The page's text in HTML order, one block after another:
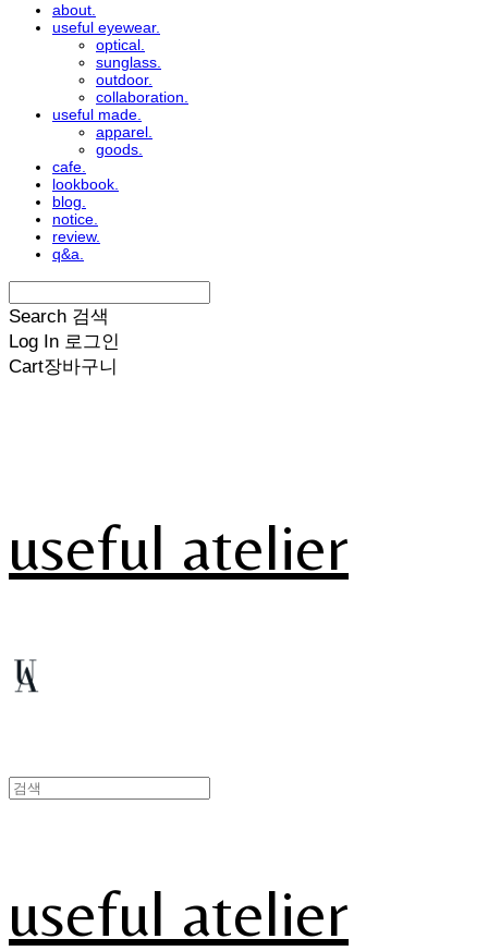
about.
useful eyewear.
optical.
sunglass.
outdoor.
collaboration.
useful made.
apparel.
goods.
cafe.
lookbook.
blog.
notice.
review.
q&a.
Search 검색
Log In 로그인
Cart장바구니
useful atelier
useful atelier